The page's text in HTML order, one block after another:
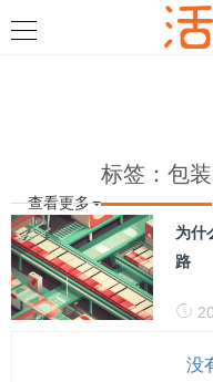
查看更多
标签：包装
为什
路
没